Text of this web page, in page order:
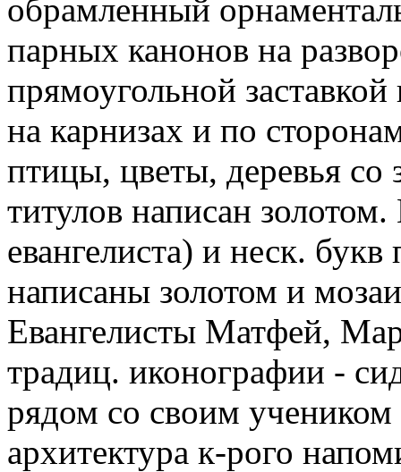
обрамленный
парных канонов на
прямоугольной
на карнизах и по
птицы, цветы, деревья со
титулов написан
евангелиста) и неск.
написаны золотом и
Евангелисты Матфей,
традиц. иконографии -
рядом со своим
архитектура к-рого